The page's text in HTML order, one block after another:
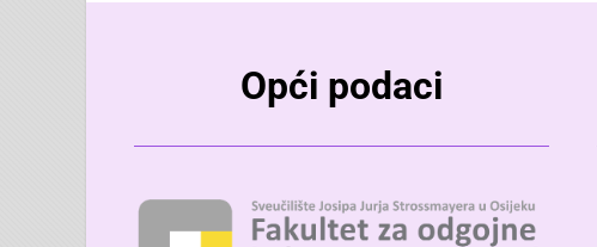
Opći podaci